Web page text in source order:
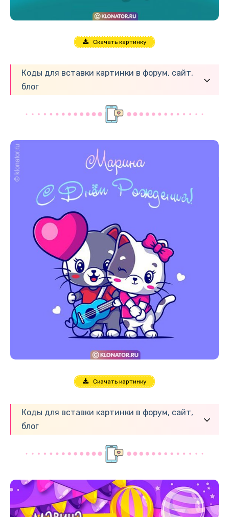
Скачать картинку
Коды для вставки картинки в форум, сайт,
блог
Скачать картинку
Коды для вставки картинки в форум, сайт,
блог